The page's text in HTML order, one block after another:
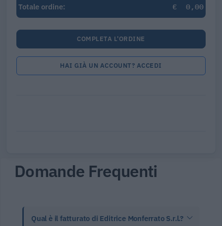
Totale ordine:
€ 0,00
COMPLETA L'ORDINE
HAI GIÀ UN ACCOUNT? ACCEDI
Domande Frequenti
Qual è il fatturato di Editrice Monferrato S.r.l.?